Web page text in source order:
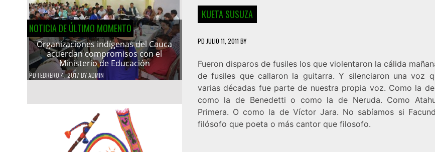
NOTICIA DE ÚLTIMO MOMENTO
Organizaciones indígenas del Cauca
acuerdan compromisos con el
Ministerio de Educación
PD FEBRERO 4, 2017 BYADMIN
KUETA SUSUZA
PD JULIO 11, 2011 BY
Fueron disparos de fusiles los que violentaron la cálida
de fusiles que callaron la guitarra. Y silenciaron una voz
varias décadas fue parte de nuestra propia voz. Como la de
como la de Benedetti o como la de Neruda. Como
Primera. O como la de Víctor Jara. No sabíamos si
filósofo que poeta o más cantor que filosofo.